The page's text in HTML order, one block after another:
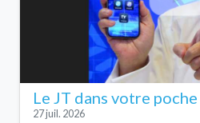
Le JT dans votre poche
27 juil. 2026